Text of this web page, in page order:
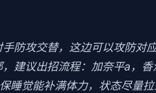
防攻交替，这边可以攻防对
建议出招流程：加奈平a，
睡觉能补满体力，状态尽量